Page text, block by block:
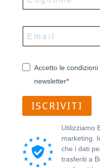
Accetto le
newsletter
ISCRIVITI
Utilizziamo
marketing.
che i dati
trasferiti a